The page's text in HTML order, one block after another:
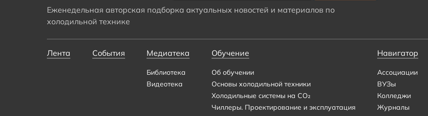
Еженедельная авторская подборка актуальных новостей и материалов по
холодильной технике
Лента События Медиатека
Библиотека
Видеотека
Обучение
Об обучении
Основы холодильной техники
Холодильные системы на CO₂
Чиллеры. Проектирование и эксплуатация
Навигатор
Ассоциации
ВУЗы
Колледжи
Журналы